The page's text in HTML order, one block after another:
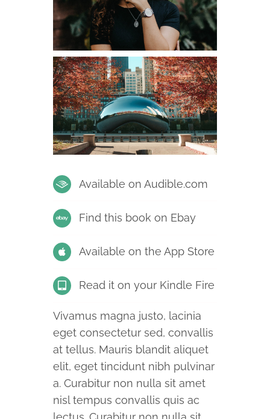
Available on Audible.com
Find this book on Ebay
Available on the App Store
Read it on your Kindle Fire
Vivamus magna justo, lacinia
eget consectetur sed, convallis
at tellus. Mauris blandit aliquet
elit, eget tincidunt nibh pulvinar
a. Curabitur non nulla sit amet
nisl tempus convallis quis ac